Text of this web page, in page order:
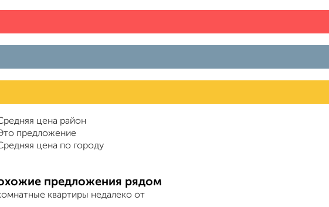
цена район
предложение
цена по городу
предложения рядом
квартиры недалеко от